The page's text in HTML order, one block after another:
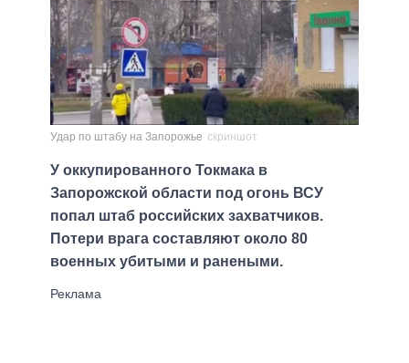
Удар по штабу на Запорожье скриншот
У оккупированного Токмака в
Запорожской области под огонь ВСУ
попал штаб российских захватчиков.
Потери врага составляют около 80
военных убитыми и ранеными.